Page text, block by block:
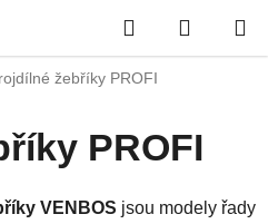
Hledat
KOŠÍK
žebříky PROFI
PROFI
VENBOS jsou modely řady